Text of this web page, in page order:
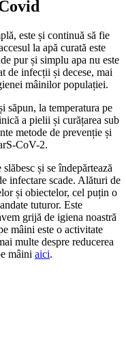
este și continuă să fie
la apă curată este
pur și simplu apa nu este
de infecții și decese, mai
mâinilor populației.
săpun, la temperatura pe
a pielii și curățarea sub
metode de prevenție și
CoV-2.
și se îndepărtează
infectare scade. Alături de
și obiectelor, cel puțin o
tuturor. Este
grijă de igiena noastră
mâini este o activitate
multe despre reducerea
mâini aici.